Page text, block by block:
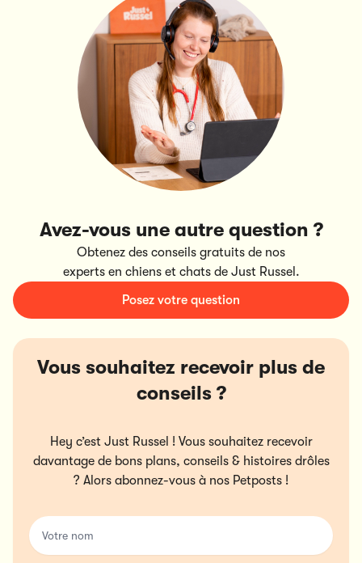
Avez-vous une autre question ?
Obtenez des conseils gratuits de nos
experts en chiens et chats de Just Russel.
Posez votre question
Vous souhaitez recevoir plus de
conseils ?
Hey c’est Just Russel ! Vous souhaitez recevoir
davantage de bons plans, conseils & histoires drôles
? Alors abonnez-vous à nos Petposts !
Votre nom